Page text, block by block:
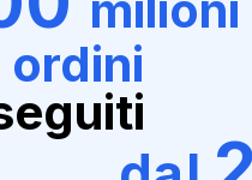
ordini